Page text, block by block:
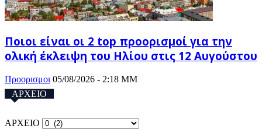
Ποιοι είναι οι 2 top προορισμοί για την
ολική έκλειψη του Ηλίου στις 12 Αυγούστου
Προορισμοι 05/08/2026 - 2:18 ΜΜ
ΑΡΧΕΙΟ
ΑΡΧΕΙΟ